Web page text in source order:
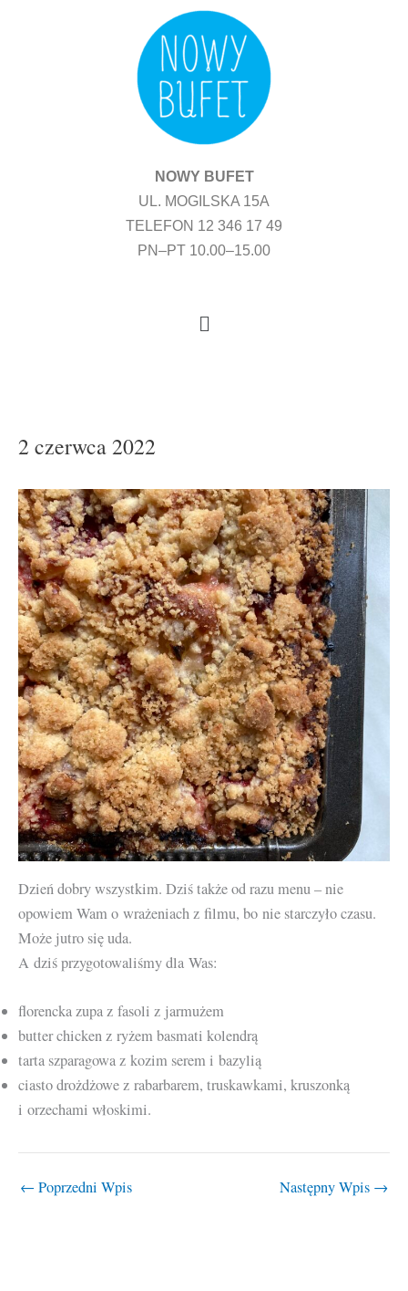
NOWY BUFET
UL. MOGILSKA 15A
TELEFON 12 346 17 49
PN–PT 10.00–15.00
Menu
2 czerwca 2022
Dzień dobry wszystkim. Dziś także od razu menu – nie
opowiem Wam o wrażeniach z filmu, bo nie starczyło czasu.
Może jutro się uda.
A dziś przygotowaliśmy dla Was:
florencka zupa z fasoli z jarmużem
butter chicken z ryżem basmati kolendrą
tarta szparagowa z kozim serem i bazylią
ciasto drożdżowe z rabarbarem, truskawkami, kruszonką
i orzechami włoskimi.
← Poprzedni Wpis Następny Wpis →